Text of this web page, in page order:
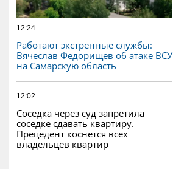
12:24
Работают экстренные службы:
Вячеслав Федорищев об атаке ВСУ
на Самарскую область
12:02
Соседка через суд запретила
соседке сдавать квартиру.
Прецедент коснется всех
владельцев квартир